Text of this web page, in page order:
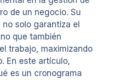
de un negocio. Su
solo garantiza el
que también
trabajo, maximizando
En este artículo,
es un cronograma